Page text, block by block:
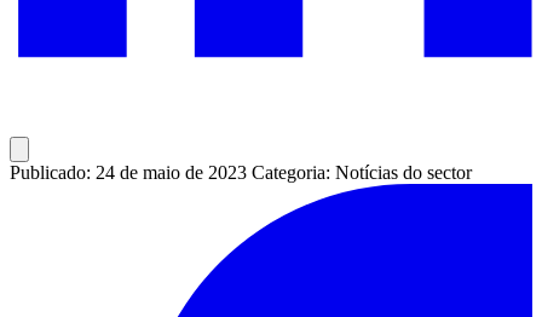
Publicado: 24 de maio de 2023 Categoria: Notícias do sector